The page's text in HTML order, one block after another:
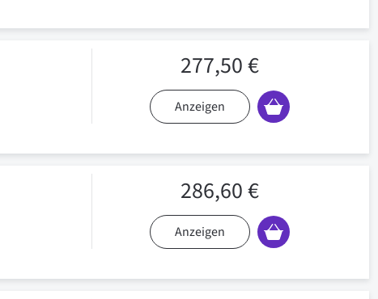
277,50 €
Anzeigen
286,60 €
Anzeigen